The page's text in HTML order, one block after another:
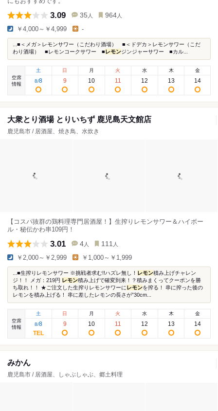
3.09 35 人 964 人
￥4,000～￥4,999 -
...■＜メガ＞レモンサワー（こだわり酒場） ■＜ドデカ＞レモンサワー（こだ
わり酒場） ■レモンコークサワー ■レモンジンジャーサワー ■カル...
空席
情報
土
8/8
日
9
月
10
火
11
水
12
木
13
金
14
大衆とり酒場 とりいちず 鹿児島天文館店
鹿児島市 / 居酒屋、焼き鳥、水炊き
【コスパ抜群の鶏料理専門居酒屋！】生搾りレモンサワー＆ハイボー
ル・秘伝かわ串109円！
3.01 4 人 111 人
￥2,000～￥2,999 ￥1,000～￥1,999
...■生搾りレモンサワー ※挑戦者求む!!ハズレ無し！ レモン積み上げチャレン
ジ！！ メガ：219円 レモン積み上げで確変到来！？積みまくってクーポンを勝
ち取れ！！ ★ご注文した生搾りレモンサワーにレモンを搾る！ 串に搾った後の
レモンを積み上げる！ 串に差したレモンの長さが”30cm...
空席
情報
土
8/8
日
9
月
10
火
11
水
12
木
13
金
14
みかん
鹿児島市 / 居酒屋、しゃぶしゃぶ、郷土料理